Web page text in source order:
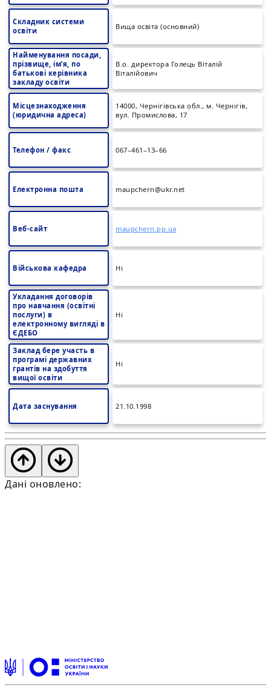
Складник системи
освіти
Вища освіта (основний)
Найменування посади,
прізвище, ім’я, по
батькові керівника
закладу освіти
В.о. директора Голець Віталій
Віталійович
Місцезнаходження
(юридична адреса)
14000, Чернігівська обл., м. Чернігів,
вул. Промислова, 17
Телефон / факс 067–461–13–66
Електронна пошта maupchern@ukr.net
Веб-сайт maupchern.pp.ua
Військова кафедра Ні
Укладання договорів
про навчання (освітні
послуги) в
електронному вигляді в
ЄДЕБО
Ні
Заклад бере участь в
програмі державних
грантів на здобуття
вищої освіти
Ні
Дата заснування 21.10.1998
Дані оновлено: